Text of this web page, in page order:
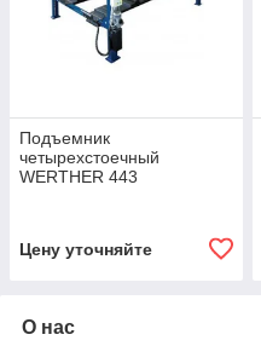
Подъемник
четырехстоечный
WERTHER 443
Цену уточняйте
О нас